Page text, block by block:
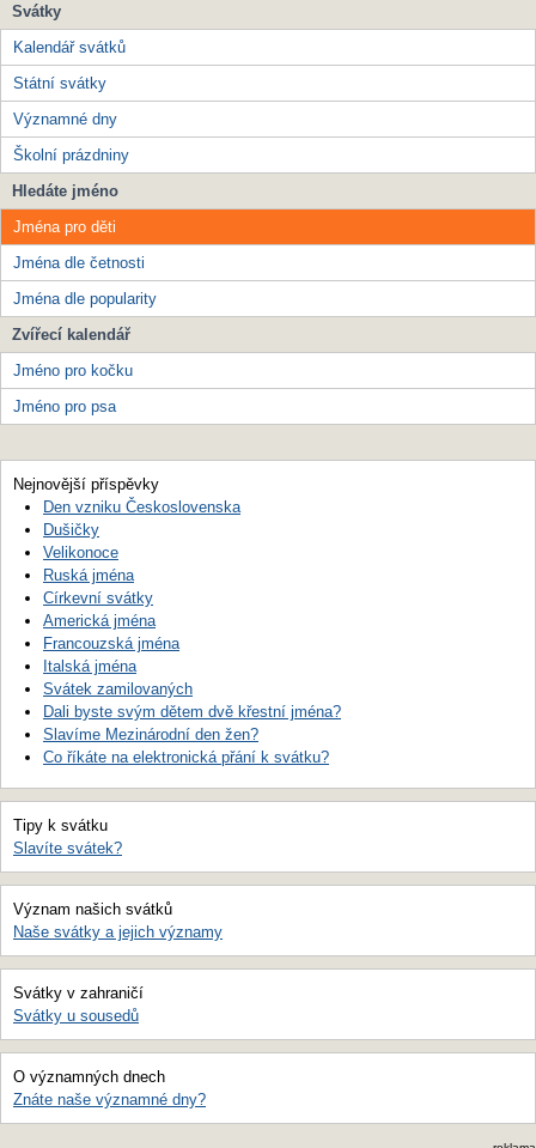
Svátky
Kalendář svátků
Státní svátky
Významné dny
Školní prázdniny
Hledáte jméno
Jména pro děti
Jména dle četnosti
Jména dle popularity
Zvířecí kalendář
Jméno pro kočku
Jméno pro psa
Nejnovější příspěvky
Den vzniku Československa
Dušičky
Velikonoce
Ruská jména
Církevní svátky
Americká jména
Francouzská jména
Italská jména
Svátek zamilovaných
Dali byste svým dětem dvě křestní jména?
Slavíme Mezinárodní den žen?
Co říkáte na elektronická přání k svátku?
Tipy k svátku
Slavíte svátek?
Význam našich svátků
Naše svátky a jejich významy
Svátky v zahraničí
Svátky u sousedů
O významných dnech
Znáte naše významné dny?